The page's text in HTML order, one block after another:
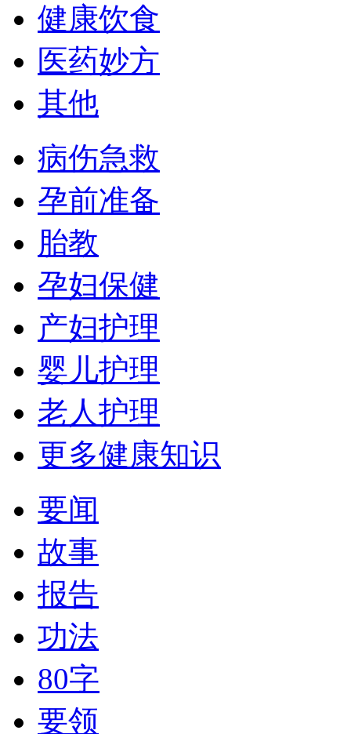
健康饮食
医药妙方
其他
病伤急救
孕前准备
胎教
孕妇保健
产妇护理
婴儿护理
老人护理
更多健康知识
要闻
故事
报告
功法
80字
要领